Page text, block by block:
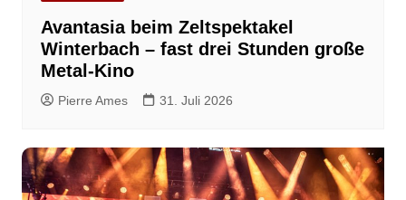
Avantasia beim Zeltspektakel
Winterbach – fast drei Stunden große
Metal-Kino
Pierre Ames 31. Juli 2026